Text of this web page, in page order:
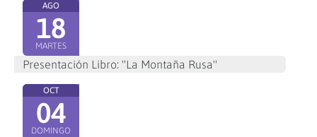
AGO
18
MARTES
Presentación Libro: "La Montaña Rusa"
OCT
04
DOMINGO